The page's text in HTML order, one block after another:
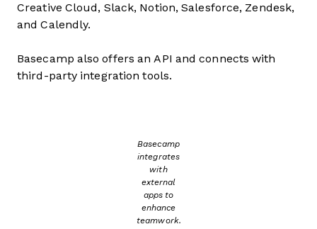
Creative Cloud, Slack, Notion, Salesforce, Zendesk,
and Calendly.
Basecamp also offers an API and connects with
third-party integration tools.
Basecamp
integrates
with
external
apps to
enhance
teamwork.